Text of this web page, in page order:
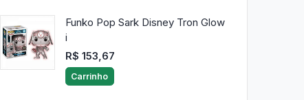
Funko Pop Sark Disney Tron Glow
i
R$ 153,67
Carrinho